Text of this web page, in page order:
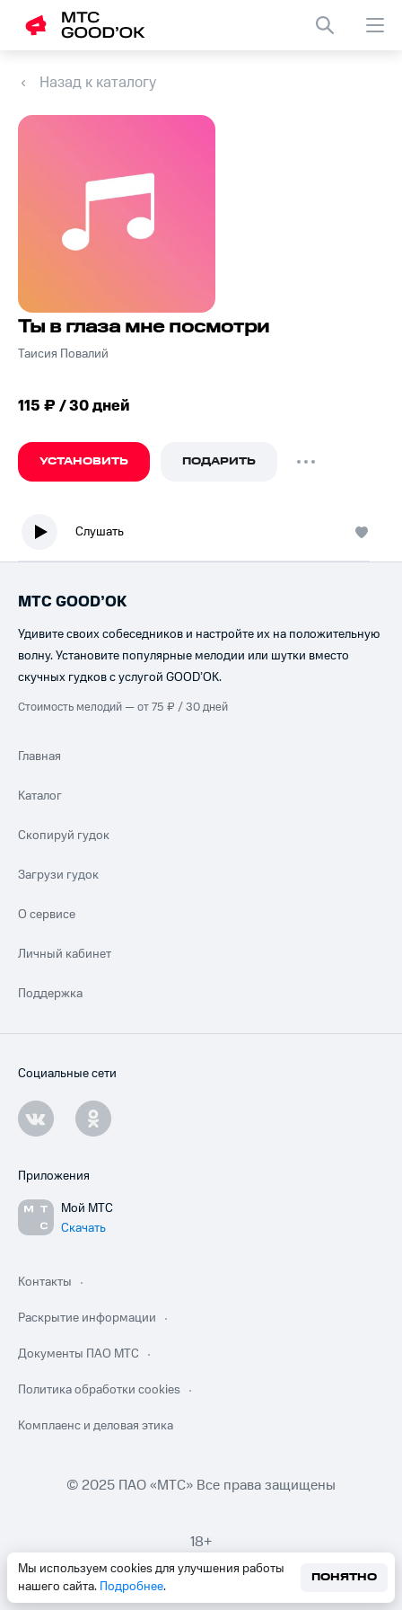
Назад к каталогу
Ты в глаза мне посмотри
Таисия Повалий
115 ₽ / 30 дней
УСТАНОВИТЬ ПОДАРИТЬ
Слушать
Мы используем cookies для улучшения работы
нашего сайта. Подробнее.
ПОНЯТНО
МТС GOOD’OK
Удивите своих собеседников и настройте их на положительную
волну. Установите популярные мелодии или шутки вместо
скучных гудков с услугой GOOD’OK.
Стоимость мелодий — от 75 ₽ / 30 дней
Главная
Каталог
Скопируй гудок
Загрузи гудок
О сервисе
Личный кабинет
Поддержка
Социальные сети
Приложения
Мой МТС
Скачать
Контакты
Раскрытие информации
Документы ПАО МТС
Политика обработки cookies
Комплаенс и деловая этика
© 2025 ПАО «МТС» Все права защищены
18+